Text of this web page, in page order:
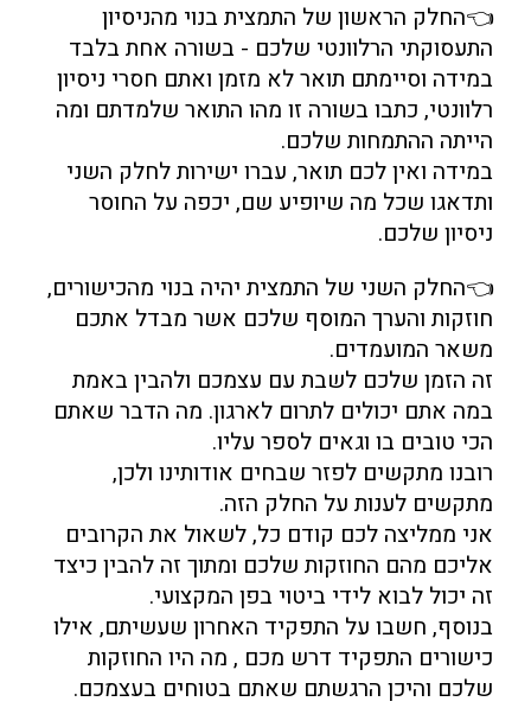
👈החלק הראשון של התמצית בנוי מהניסיון
התעסוקתי הרלוונטי שלכם - בשורה אחת בלבד
במידה וסיימתם תואר לא מזמן ואתם חסרי ניסיון
רלוונטי, כתבו בשורה זו מהו התואר שלמדתם ומה
הייתה ההתמחות שלכם.
במידה ואין לכם תואר, עברו ישירות לחלק השני
ותדאגו שכל מה שיופיע שם, יכפה על החוסר
ניסיון שלכם.
👈החלק השני של התמצית יהיה בנוי מהכישורים,
חוזקות והערך המוסף שלכם אשר מבדל אתכם
משאר המועמדים.
זה הזמן שלכם לשבת עם עצמכם ולהבין באמת
במה אתם יכולים לתרום לארגון. מה הדבר שאתם
הכי טובים בו וגאים לספר עליו.
רובנו מתקשים לפזר שבחים אודותינו ולכן,
מתקשים לענות על החלק הזה.
אני ממליצה לכם קודם כל, לשאול את הקרובים
אליכם מהם החוזקות שלכם ומתוך זה להבין כיצד
זה יכול לבוא לידי ביטוי בפן המקצועי.
בנוסף, חשבו על התפקיד האחרון שעשיתם, אילו
כישורים התפקיד דרש מכם , מה היו החוזקות
שלכם והיכן הרגשתם שאתם בטוחים בעצמכם.